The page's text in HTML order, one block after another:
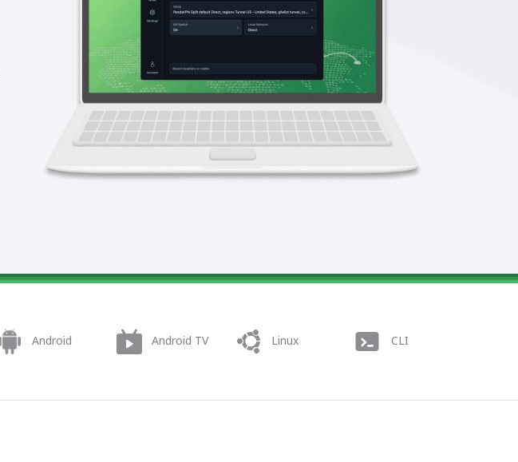
Android Android TV Linux CLI